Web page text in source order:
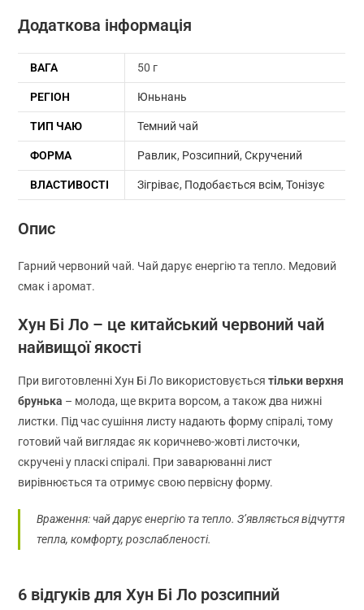
Додаткова інформація
ВАГА 50 г
РЕГІОН Юньнань
ТИП ЧАЮ Темний чай
ФОРМА Равлик, Розсипний,Скручений
ВЛАСТИВОСТІ Зігріває, Подобається всім,Тонізує
Опис
Гарний червоний чай. Чай дарує енергію та тепло. Медовий
смак і аромат.
Хун Бі Ло – це китайський червоний чай
найвищої якості
При виготовленні Хун Бі Ло використовуєтьсятільки верхня
брунька – молода, ще вкрита ворсом, а також два нижні
листки. Під час сушіння листу надають форму спіралі, тому
готовий чай виглядає як коричнево-жовті листочки,
скручені у пласкі спіралі. При заварюванні лист
вирівнюється та отримує свою первісну форму.
Враження: чай дарує енергію та тепло. З’являється відчуття
тепла, комфорту, розслабленості.
6 відгуків дляХун Бі Ло розсипний